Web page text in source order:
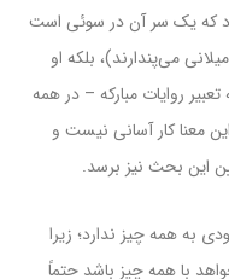
که یک سر آن در سوئی است
می‌پندارند)، بلکه او
روایات مبارکه – در همه
معنا کار آسانی نیست و
این بحث نیز برسد.
به همه چیز ندارد؛ زیرا
با همه چیز باشد حتماً